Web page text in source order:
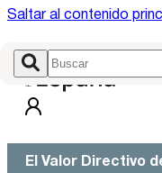
Saltar al contenido
El Valor Directivo